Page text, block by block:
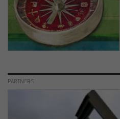
PARTNERS